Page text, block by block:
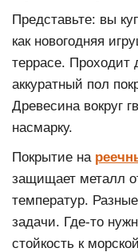
Представьте: вы
как новогодняя
террасе.
аккуратный пол
Древесина вокруг
насмарку.
Покрытие на
защищает металл
температур.
задачи. Где-то
стойкость к